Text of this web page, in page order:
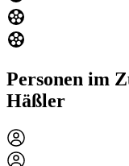
Personen im
Häßler